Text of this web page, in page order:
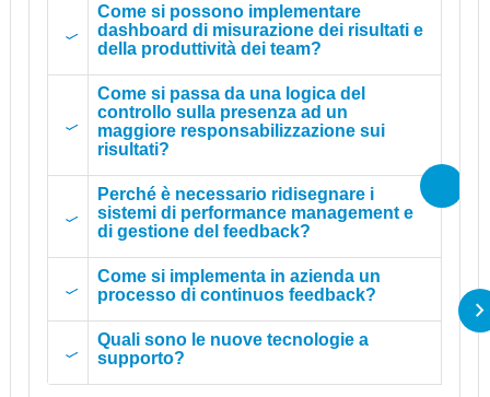
Come si possono implementare
dashboard di misurazione dei risultati e
della produttività dei team?
Come si passa da una logica del
controllo sulla presenza ad un
maggiore responsabilizzazione sui
risultati?
Perché è necessario ridisegnare i
sistemi di performance management e
di gestione del feedback?
Come si implementa in azienda un
processo di continuos feedback?
Quali sono le nuove tecnologie a
supporto?